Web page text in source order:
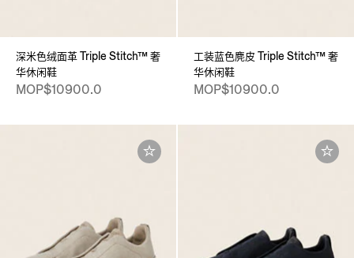
深米色绒面革 Triple Stitch™ 奢
华休闲鞋
MOP$10900.0
工装蓝色麂皮 Triple Stitch™ 奢
华休闲鞋
MOP$10900.0